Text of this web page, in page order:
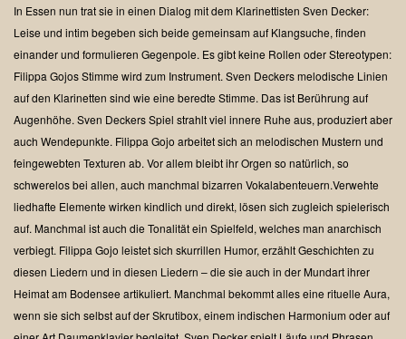
In Essen nun trat sie in einen Dialog mit dem Klarinettisten Sven Decker:
Leise und intim begeben sich beide gemeinsam auf Klangsuche, finden
einander und formulieren Gegenpole. Es gibt keine Rollen oder Stereotypen:
Filippa Gojos Stimme wird zum Instrument. Sven Deckers melodische Linien
auf den Klarinetten sind wie eine beredte Stimme. Das ist Berührung auf
Augenhöhe. Sven Deckers Spiel strahlt viel innere Ruhe aus, produziert aber
auch Wendepunkte. Filippa Gojo arbeitet sich an melodischen Mustern und
feingewebten Texturen ab. Vor allem bleibt ihr Orgen so natürlich, so
schwerelos bei allen, auch manchmal bizarren Vokalabenteuern.Verwehte
liedhafte Elemente wirken kindlich und direkt, lösen sich zugleich spielerisch
auf. Manchmal ist auch die Tonalität ein Spielfeld, welches man anarchisch
verbiegt. Filippa Gojo leistet sich skurrillen Humor, erzählt Geschichten zu
diesen Liedern und in diesen Liedern – die sie auch in der Mundart ihrer
Heimat am Bodensee artikuliert. Manchmal bekommt alles eine rituelle Aura,
wenn sie sich selbst auf der Skrutibox, einem indischen Harmonium oder auf